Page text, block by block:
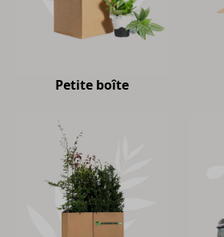
Petite boîte